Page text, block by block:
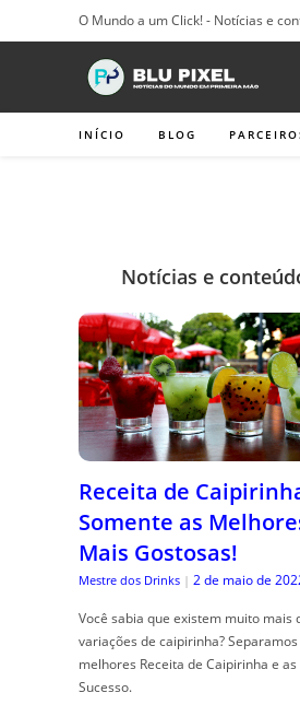
para
O Mundo a um Click! - Notícias e
INÍCIO BLOG
Notícias e
Receita de
Somente as
Mais Gostosas!
Mestre dos Drinks | 2 de maio de
Você sabia que existem muito mais
variações de caipirinha? Separamos
melhores Receita de Caipirinha e
Sucesso.